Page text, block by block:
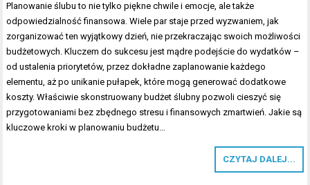
Planowanie ślubu to nie tylko piękne chwile i emocje, ale także
odpowiedzialność finansowa. Wiele par staje przed wyzwaniem, jak
zorganizować ten wyjątkowy dzień, nie przekraczając swoich możliwości
budżetowych. Kluczem do sukcesu jest mądre podejście do wydatków –
od ustalenia priorytetów, przez dokładne zaplanowanie każdego
elementu, aż po unikanie pułapek, które mogą generować dodatkowe
koszty. Właściwie skonstruowany budżet ślubny pozwoli cieszyć się
przygotowaniami bez zbędnego stresu i finansowych zmartwień. Jakie są
kluczowe kroki w planowaniu budżetu…
CZYTAJ DALEJ...